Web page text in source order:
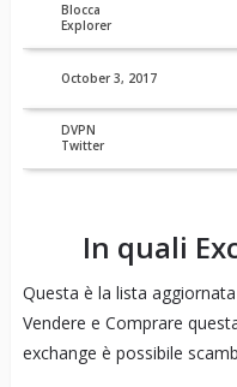
Blocca
Explorer
October 3, 2017
DVPN
Twitter
In quali
Questa è la lista
Vendere e Comprare
exchange è possibile